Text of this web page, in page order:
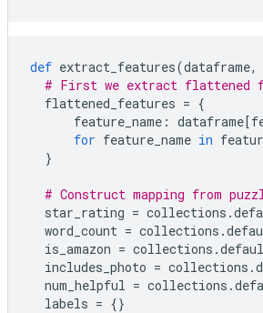
def extract_features(dataframe,
# First we extract flattened
flattened_features = {
feature_name : dataframe[
for feature_name in
}
# Construct mapping from
star_rating = collections .
word_count = collections .
is_amazon = collections .
includes_photo = collections .
num_helpful = collections .
labels = {}